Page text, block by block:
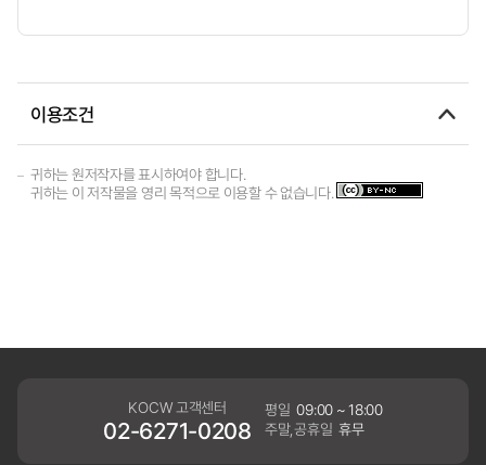
이용조건
귀하는 원저작자를 표시하여야 합니다.
귀하는 이 저작물을 영리 목적으로 이용할 수 없습니다.
KOCW 고객센터
02-6271-0208
평일 09:00 ~ 18:00
주말,공휴일 휴무